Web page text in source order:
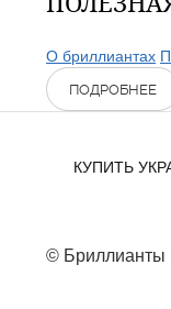
О бриллиантах
ПОДРОБНЕЕ
КУПИТЬ
© Бриллианты